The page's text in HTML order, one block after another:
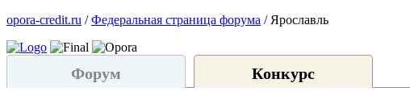
opora-credit.ru /Федеральная страница форума / Ярославль
Форум Конкурс